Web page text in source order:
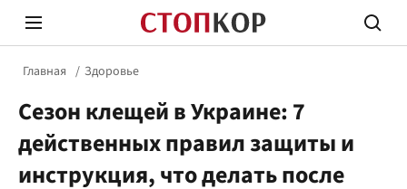
Главная Здоровье
Сезон клещей в Украине: 7
действенных правил защиты и
инструкция, что делать после